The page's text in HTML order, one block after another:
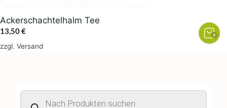
Ackerschachtelhalm Tee
13,50€
zzgl. Versand
Products
search